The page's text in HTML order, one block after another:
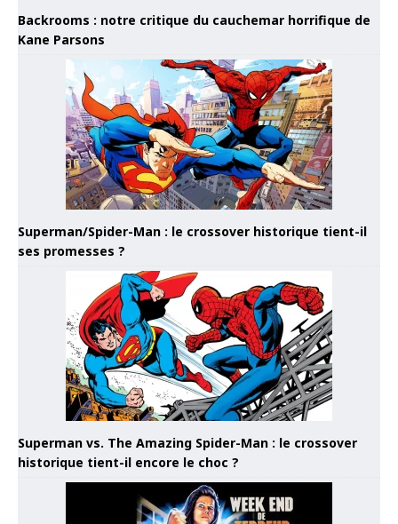
Backrooms : notre critique du cauchemar horrifique de
Kane Parsons
Superman/Spider-Man : le crossover historique tient-il
ses promesses ?
Superman vs. The Amazing Spider-Man : le crossover
historique tient-il encore le choc ?